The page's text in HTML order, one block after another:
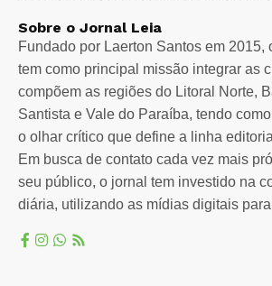
Sobre o Jornal Leia
Fundado por Laerton Santos em 2015,
tem como principal missão integrar as
compõem as regiões do Litoral Norte,
Santista e Vale do Paraíba, tendo
o olhar crítico que define a linha
Em busca de contato cada vez mais
seu público, o jornal tem investido na
diária, utilizando as mídias digitais